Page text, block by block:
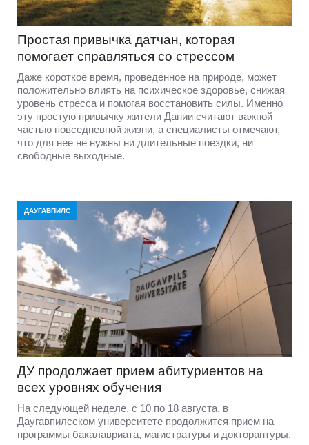
Простая привычка датчан, которая
помогает справляться со стрессом
Даже короткое время, проведенное на природе, может
положительно влиять на психическое здоровье, снижая
уровень стресса и помогая восстановить силы. Именно
эту простую привычку жители Дании считают важной
частью повседневной жизни, а специалисты отмечают,
что для нее не нужны ни длительные поездки, ни
свободные выходные.
ДАУГАВПИЛС
ДУ продолжает прием абитуриентов на
всех уровнях обучения
На следующей неделе, с 10 по 18 августа, в
Даугавпилсском университете продолжится прием на
программы бакалавриата, магистратуры и докторантуры.